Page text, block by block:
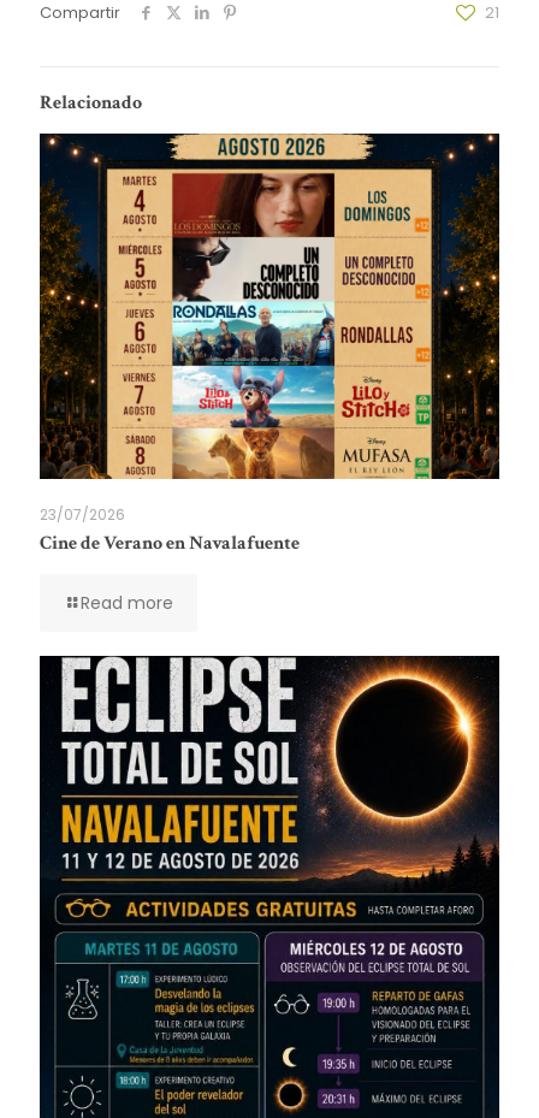
Compartir 21
Relacionado
23/07/2026
Cine de Verano en Navalafuente
Read more